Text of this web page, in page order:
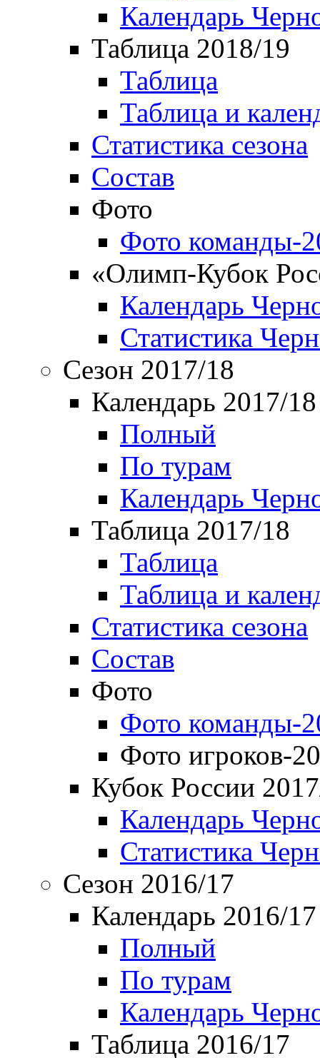
Календарь
Таблица 2018/19
Таблица
Таблица и
Статистика сезона
Состав
Фото
Фото команды-
«Олимп-Кубок
Календарь
Статистика
Сезон 2017/18
Календарь 2017/18
Полный
По турам
Календарь
Таблица 2017/18
Таблица
Таблица и
Статистика сезона
Состав
Фото
Фото команды-
Фото игроков-
Кубок России
Календарь
Статистика
Сезон 2016/17
Календарь 2016/17
Полный
По турам
Календарь
Таблица 2016/17